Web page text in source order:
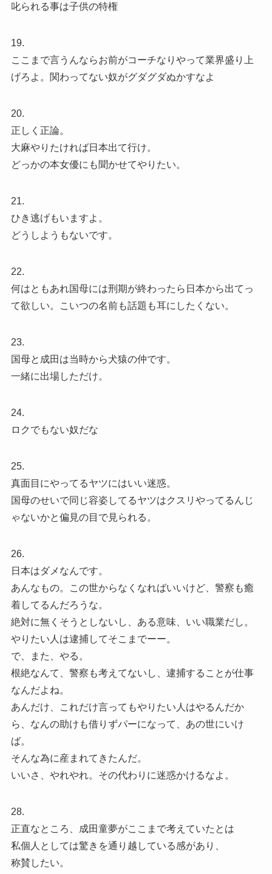
叱られる事は子供の特権
19.
ここまで言うんならお前がコーチなりやって業界盛り上
げろよ。関わってない奴がグダグダぬかすなよ
20.
正しく正論。
大麻やりたければ日本出て行け。
どっかの本女優にも聞かせてやりたい。
21.
ひき逃げもいますよ。
どうしようもないです。
22.
何はともあれ国母には刑期が終わったら日本から出てっ
て欲しい。こいつの名前も話題も耳にしたくない。
23.
国母と成田は当時から犬猿の仲です。
一緒に出場しただけ。
24.
ロクでもない奴だな
25.
真面目にやってるヤツにはいい迷惑。
国母のせいで同じ容姿してるヤツはクスリやってるんじ
ゃないかと偏見の目で見られる。
26.
日本はダメなんです。
あんなもの。この世からなくなればいいけど、警察も癒
着してるんだろうな。
絶対に無くそうとしないし、ある意味、いい職業だし。
やりたい人は逮捕してそこまでーー。
で、また、やる。
根絶なんて、警察も考えてないし、逮捕することが仕事
なんだよね。
あんだけ、これだけ言ってもやりたい人はやるんだか
ら、なんの助けも借りずパーになって、あの世にいけ
ば。
そんな為に産まれてきたんだ。
いいさ、やれやれ。その代わりに迷惑かけるなよ。
28.
正直なところ、成田童夢がここまで考えていたとは
私個人としては驚きを通り越している感があり、
称賛したい。